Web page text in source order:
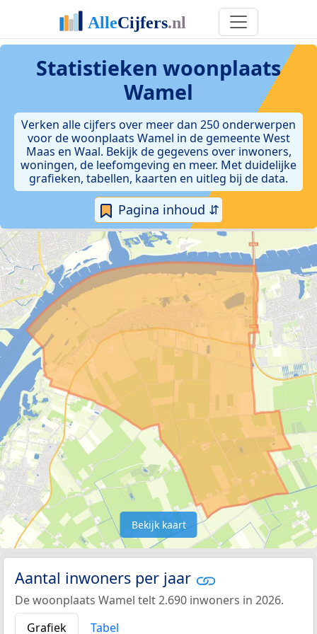
Statistieken woonplaats
Wamel
Verken alle cijfers over meer dan 250 onderwerpen
voor de woonplaats Wamel in de gemeente West
Maas en Waal. Bekijk de gegevens over inwoners,
woningen, de leefomgeving en meer. Met duidelijke
grafieken, tabellen, kaarten en uitleg bij de data.
Pagina inhoud ⇵
Bekijk kaart
Aantal inwoners per jaar
De woonplaats Wamel telt 2.690 inwoners in 2026.
Grafiek
Tabel